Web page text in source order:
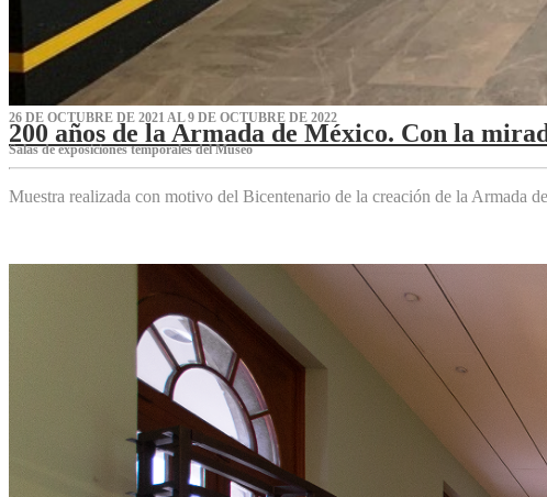
26 DE OCTUBRE DE 2021 AL 9 DE OCTUBRE DE 2022
200 años de la Armada de México. Con la
Salas de exposiciones temporales del Museo‌
Muestra realizada con motivo del Bicentenario de la creación de la Armada